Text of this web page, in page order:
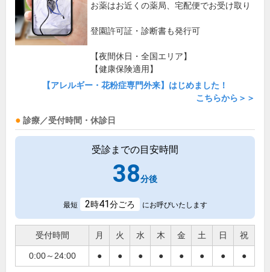
お薬はお近くの薬局、宅配便でお受け取り
登園許可証・診断書も発行可
【夜間休日・全国エリア】
【健康保険適用】
【アレルギー・花粉症専門外来】はじめました！
こちらから＞＞
診療／受付時間・休診日
受診までの目安時間
38分後
最短 2時41分ごろ にお呼びいたします
受付時間 月 火 水 木 金 土 日 祝
0:00～24:00 ● ● ● ● ● ● ● ●